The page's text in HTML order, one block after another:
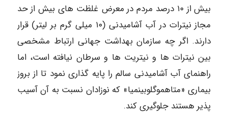
بیش از ۱۰ درصد مردم در معرض غلظت های بیش از حد
مجاز نیترات در آب آشامیدنی (۱۰ میلی گرم بر لیتر) قرار
دارند. اگر چه سازمان بهداشت جهانی ارتباط مشخصی
بین نیترات ها و نیتریت ها و سرطان نیافته است، اما
راهنمای آب آشامیدنی سالم را پایه گذاری نمود تا از بروز
بیماری «متاهموگلوبينميا» که نوزادان نسبت به آن آسیب
پذیر هستند جلوگیری کند.